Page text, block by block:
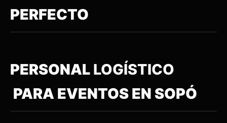
PERFECTO
PERSONAL LOGÍSTICO
PARA EVENTOS EN SOPÓ